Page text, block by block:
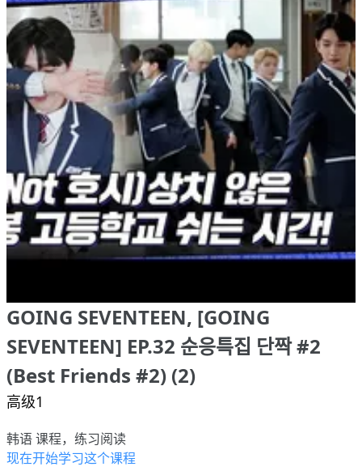
GOING SEVENTEEN, [GOING
SEVENTEEN] EP.32 순응특집 단짝 #2
(Best Friends #2) (2)
高级1
韩语 课程，练习阅读
现在开始学习这个课程